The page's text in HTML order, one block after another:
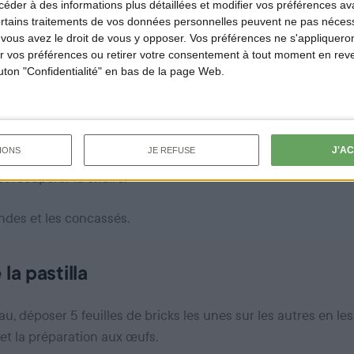
à des informations plus détaillées et modifier vos préférences
traitements de vos données personnelles peuvent ne pas
avez le droit de vous y opposer. Vos préférences ne
vos préférences ou retirer votre consentement à tout moment en
"Confidentialité" en bas de la page Web.
JE REFUSE
les morceaux de pigeons et rajouter les herbes ciselées
et les ajouter dans le plat. Cuire 5 minutes en
récupérer la chaire.
et les concassés.
pastilla
déposer 5 feuilles de bricks les unes sur les autres en
la préparation aux œufs.